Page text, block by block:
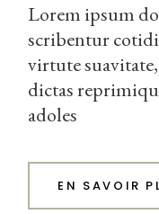
Lorem ipsum
scribentur
virtute
dictas
adoles
EN SAVOIR